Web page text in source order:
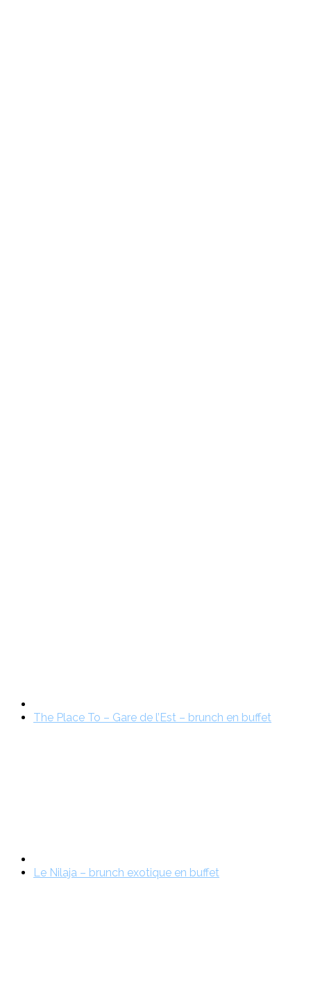
The Place To – Gare de l’Est – brunch en buffet
Le Nilaja – brunch exotique en buffet